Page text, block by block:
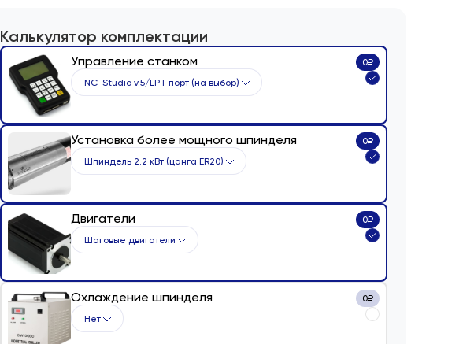
Калькулятор комплектации
Управление станком
NC-Studio v.5/LPT порт (на выбор)
0₽
Установка более мощного шпинделя
Шпиндель 2.2 кВт (цанга ER20)
0₽
Двигатели
Шаговые двигатели
0₽
Охлаждение шпинделя
Нет
0₽